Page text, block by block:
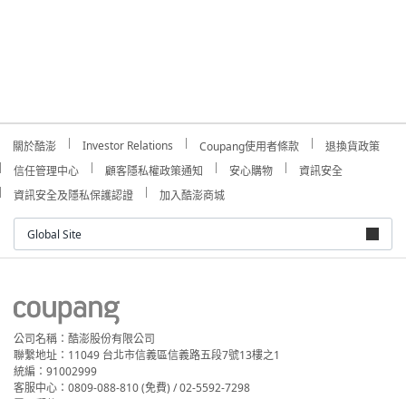
關於酷澎 Investor Relations Coupang使用者條款
退換貨政策
信任管理中心
顧客隱私權政策通知 安心購物
資訊安全
資訊安全及隱私保護認證
加入酷澎商城
Global Site
公司名稱：酷澎股份有限公司
聯繫地址：11049 台北市信義區信義路五段7號13樓之1
統編：91002999
客服中心：0809-088-810 (免費) / 02-5592-7298